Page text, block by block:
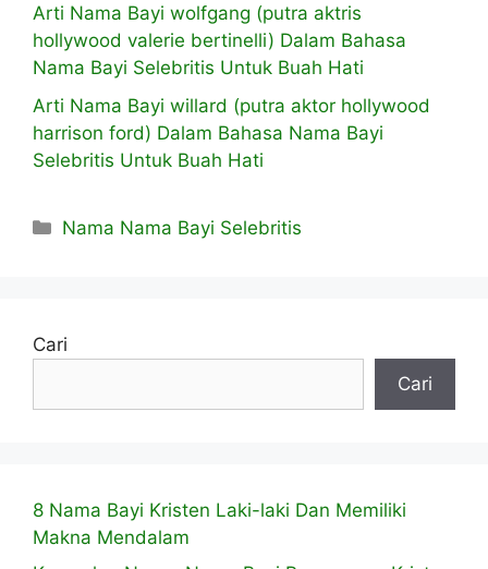
Arti Nama Bayi wolfgang (putra aktris
hollywood valerie bertinelli) Dalam Bahasa
Nama Bayi Selebritis Untuk Buah Hati
Arti Nama Bayi willard (putra aktor hollywood
harrison ford) Dalam Bahasa Nama Bayi
Selebritis Untuk Buah Hati
Kategori
Nama Nama Bayi Selebritis
Cari
Cari
8 Nama Bayi Kristen Laki-laki Dan Memiliki
Makna Mendalam